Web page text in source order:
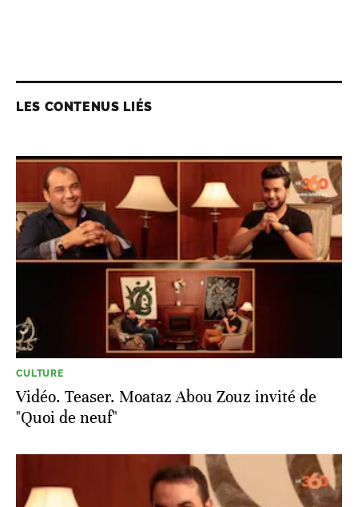
LES CONTENUS LIÉS
CULTURE
Vidéo. Teaser. Moataz Abou Zouz invité de
"Quoi de neuf"